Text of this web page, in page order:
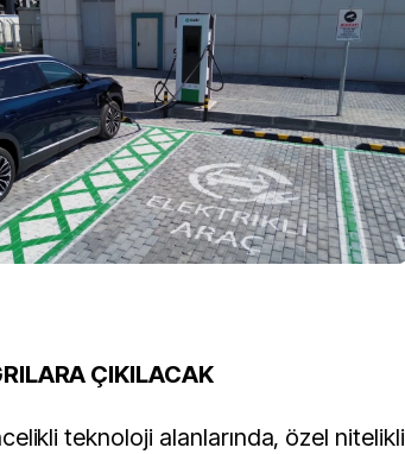
ÇIKILACAK
teknoloji alanlarında, özel nitelikli